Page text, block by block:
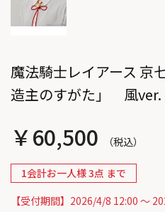
魔法騎士レイアース
造主のすがた」 風ver.
￥60,500
1会計お一人様 3点 まで
【受付期間】2026/4/8 12:00 ～